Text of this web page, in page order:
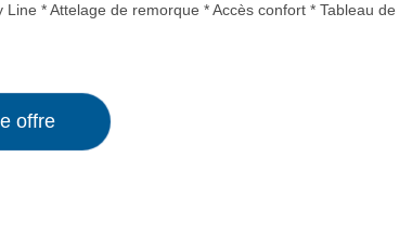
Line * Attelage de remorque * Accès confort * Tableau
offre